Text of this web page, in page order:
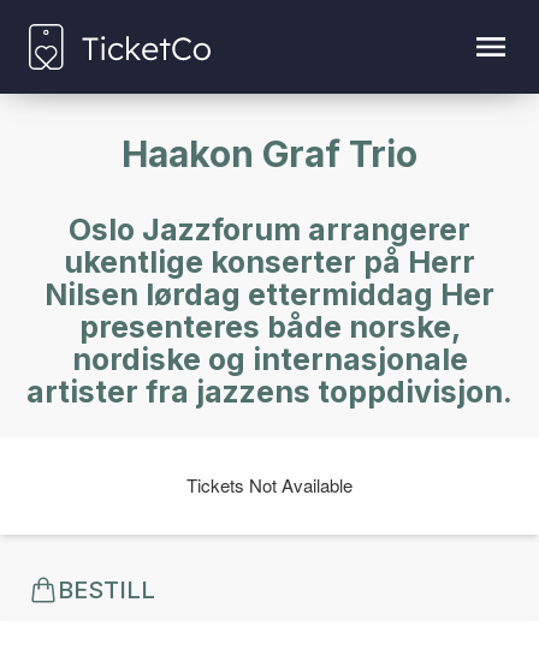
Haakon Graf Trio
Oslo Jazzforum arrangerer
ukentlige konserter på Herr
Nilsen lørdag ettermiddag Her
presenteres både norske,
nordiske og internasjonale
artister fra jazzens toppdivisjon.
Tickets Not Available
BESTILL